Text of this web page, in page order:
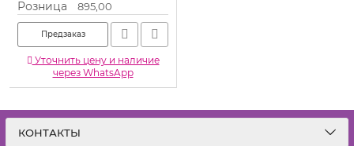
Артикул: 818029
Розница 895,00
Предзаказ
Уточнить цену и наличие
через WhatsApp
КОНТАКТЫ